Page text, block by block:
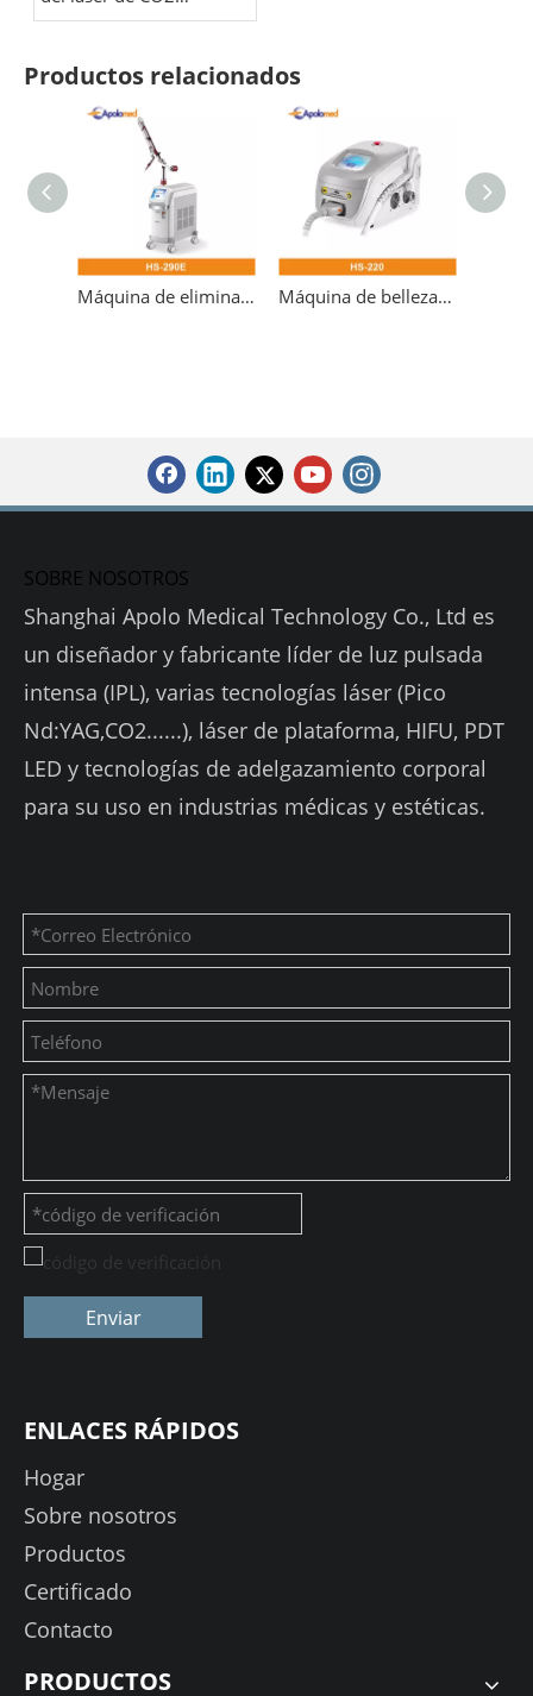
fraccional: ¿cuánto dura
Productos relacionados
Máquina de eliminación de tatuajes con conmutación Q con láser para dermatología Máquina de belleza 532nm para eliminación de tatuajes con láser Pico láser Nd Yag Q-switch
SOBRE NOSOTROS
Shanghai Apolo Medical Technology Co., Ltd es
un diseñador y fabricante líder de luz pulsada
intensa (IPL), varias tecnologías láser (Pico
Nd:YAG,CO2......), láser de plataforma, HIFU, PDT
LED y tecnologías de adelgazamiento corporal
para su uso en industrias médicas y estéticas.
Enviar
ENLACES RÁPIDOS
Hogar
Sobre nosotros
Productos
Certificado
Contacto
PRODUCTOS